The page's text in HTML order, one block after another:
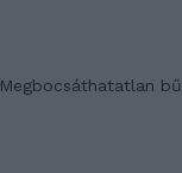
Megbocsáthatatlan